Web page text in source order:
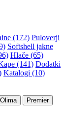
(172) Puloverji
Softshell jakne
Hlače (65)
(141) Dodatki
Katalogi (10)
Olima Premier